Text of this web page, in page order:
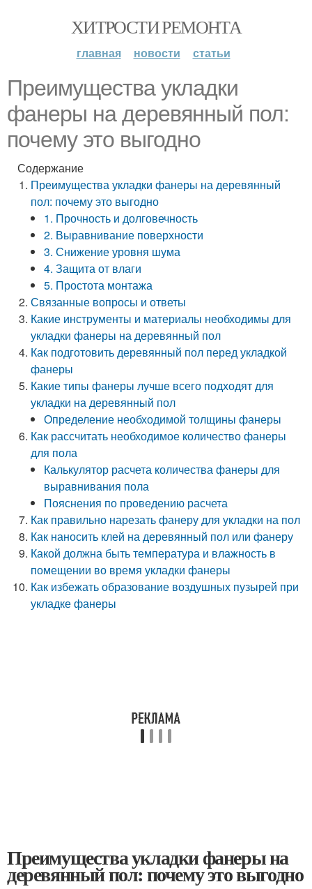
ХИТРОСТИ РЕМОНТА
главная новости статьи
Преимущества укладки
фанеры на деревянный пол:
почему это выгодно
Содержание
Преимущества укладки фанеры на деревянный
пол: почему это выгодно
1. Прочность и долговечность
2. Выравнивание поверхности
3. Снижение уровня шума
4. Защита от влаги
5. Простота монтажа
Связанные вопросы и ответы
Какие инструменты и материалы необходимы для
укладки фанеры на деревянный пол
Как подготовить деревянный пол перед укладкой
фанеры
Какие типы фанеры лучше всего подходят для
укладки на деревянный пол
Определение необходимой толщины фанеры
Как рассчитать необходимое количество фанеры
для пола
Калькулятор расчета количества фанеры для
выравнивания пола
Пояснения по проведению расчета
Как правильно нарезать фанеру для укладки на пол
Как наносить клей на деревянный пол или фанеру
Какой должна быть температура и влажность в
помещении во время укладки фанеры
Как избежать образование воздушных пузырей при
укладке фанеры
Преимущества укладки фанеры на
деревянный пол: почему это выгодно